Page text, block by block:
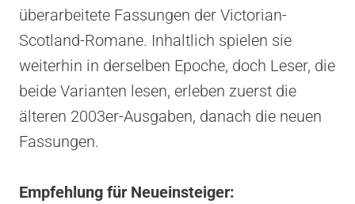
überarbeitete Fassungen der Victorian-
Scotland-Romane. Inhaltlich spielen sie
weiterhin in derselben Epoche, doch Leser, die
beide Varianten lesen, erleben zuerst die
älteren 2003er-Ausgaben, danach die neuen
Fassungen.
Empfehlung für Neueinsteiger: